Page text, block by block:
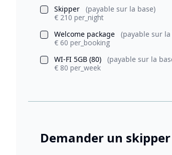
Skipper
(payable sur la base)
€ 210 per_night
Welcome package
(payable sur la
€ 60 per_booking
WI-FI 5GB (80)
(payable sur la
€ 80 per_week
Demander un skipper